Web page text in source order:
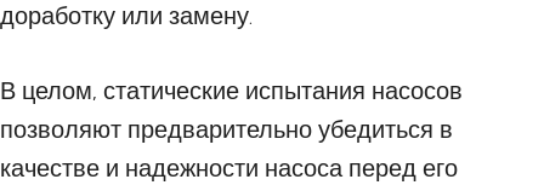
доработку или замену.
В целом, статические испытания насосов
позволяют предварительно убедиться в
качестве и надежности насоса перед его